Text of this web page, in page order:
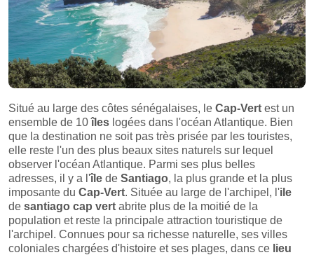
Situé au large des côtes sénégalaises, le Cap-Vert est un
ensemble de 10îles logées dans l'océan Atlantique. Bien
que la destination ne soit pas très prisée par les touristes,
elle reste l'un des plus beaux sites naturels sur lequel
observer l'océan Atlantique. Parmi ses plus belles
adresses, il y a l'île de Santiago, la plus grande et la plus
imposante du Cap-Vert. Située au large de l'archipel, l'ile
de santiago cap vert abrite plus de la moitié de la
population et reste la principale attraction touristique de
l'archipel. Connues pour sa richesse naturelle, ses villes
coloniales chargées d'histoire et ses plages, dans ce lieu